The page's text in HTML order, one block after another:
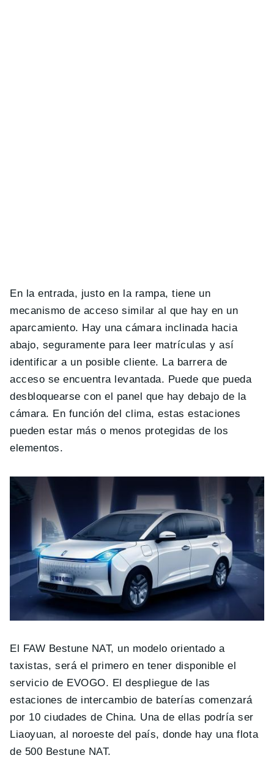
En la entrada, justo en la rampa, tiene un
mecanismo de acceso similar al que hay en un
aparcamiento. Hay una cámara inclinada hacia
abajo, seguramente para leer matrículas y así
identificar a un posible cliente. La barrera de
acceso se encuentra levantada. Puede que pueda
desbloquearse con el panel que hay debajo de la
cámara. En función del clima, estas estaciones
pueden estar más o menos protegidas de los
elementos.
El FAW Bestune NAT, un modelo orientado a
taxistas, será el primero en tener disponible el
servicio de EVOGO. El despliegue de las
estaciones de intercambio de baterías comenzará
por 10 ciudades de China. Una de ellas podría ser
Liaoyuan, al noroeste del país, donde hay una flota
de 500 Bestune NAT.